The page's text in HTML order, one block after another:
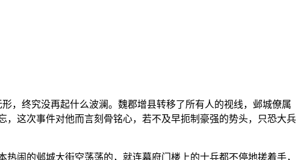
，终究没再起什么波澜。魏郡增县转移了所有人的视线，邺城僚属
这次事件对他而言刻骨铭心，若不及早扼制豪强的势头，只恐大兵
闹的邺城大街空荡荡的，就连幕府门楼上的士兵都不停地搓着手，